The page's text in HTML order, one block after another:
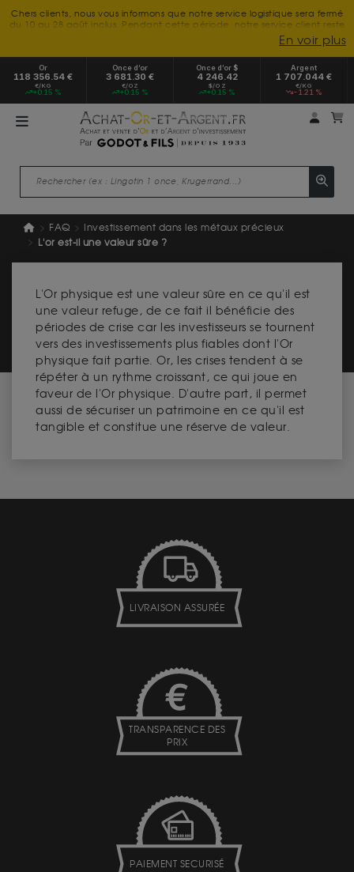
Chers clients, nous vous informons que notre service logistique sera fermé
du 10 au 28 août inclus. Pendant cette période, notre service client reste
à votre disposition tout l'été. Vous pouvez nous joindre du lundi au
vendredi, de 9h30 à 18h, pour toute demande d'information.
Nous vous remercions de votre compréhension et vous souhaitons un
excellent été.
En voir plus
Or
118 356.54 €
€/KG
+0.15 %
Once d’or
3 681.30 €
€/OZ
+0.15 %
Once d’or $
4 246.42
$/OZ
+0.15 %
Argent
1 707.044 €
€/KG
-1.21 %
Mon
FAQ
Investissement dans les métaux précieux
L'or est-il une valeur sûre ?
L'Or physique est une valeur sûre en ce qu'il est
une valeur refuge, de ce fait il bénéficie des
périodes de crise car les investisseurs se tournent
vers des investissements plus fiables dont l'Or
physique fait partie. Or, les crises tendent à se
répéter à un rythme croissant, ce qui joue en
faveur de l'Or physique. D'autre part, il permet
aussi de sécuriser un patrimoine en ce qu'il est
tangible et constitue une réserve de valeur.
LIVRAISON ASSURÉE
TRANSPARENCE DES
PRIX
PAIEMENT SECURISÉ